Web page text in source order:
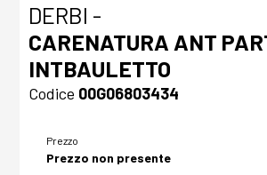
DERBI -
CARENATURA ANT
INTBAULETTO
Codice 00G06803434
Prezzo
Prezzo non presente